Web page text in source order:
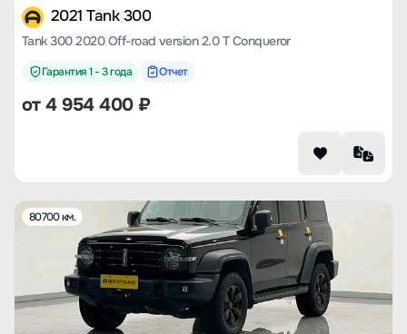
2021 Tank 300
Tank 300 2020 Off-road version 2.0 T Conqueror
Гарантия 1 - 3 года Отчет
от4 954 400₽
80700 км.